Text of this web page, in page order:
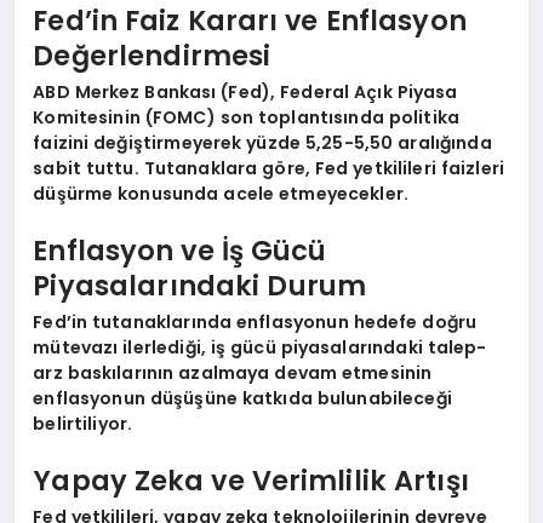
Fed’in Faiz Kararı ve Enflasyon
Değerlendirmesi
ABD Merkez Bankası (Fed), Federal Açık Piyasa
Komitesinin (FOMC) son toplantısında politika
faizini değiştirmeyerek yüzde 5,25-5,50 aralığında
sabit tuttu. Tutanaklara göre, Fed yetkilileri faizleri
düşürme konusunda acele etmeyecekler.
Enflasyon ve İş Gücü
Piyasalarındaki Durum
Fed’in tutanaklarında enflasyonun hedefe doğru
mütevazı ilerlediği, iş gücü piyasalarındaki talep-
arz baskılarının azalmaya devam etmesinin
enflasyonun düşüşüne katkıda bulunabileceği
belirtiliyor.
Yapay Zeka ve Verimlilik Artışı
Fed yetkilileri, yapay zeka teknolojilerinin devreye